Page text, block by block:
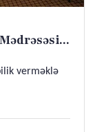
verməklə